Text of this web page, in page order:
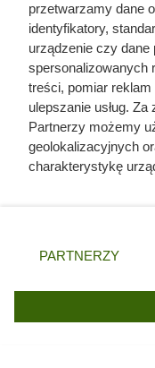
Diszer K.,
Ogród” 2016 nr 4,
Hiacynt.
Hiacynt. „Mój
s. 25.
Kiljańska I.,
Warszawa 1998.
przetwarzamy dane
identyfikatory,
urządzenie czy dane
spersonalizowanych
treści, pomiar
ulepszanie usług.
Partnerzy możemy
geolokalizacyjnych
charakterystykę
zmienić/wycofać
znajdujący się w
użytkownika, ale
przetwarzaniu.
PARTNERZY